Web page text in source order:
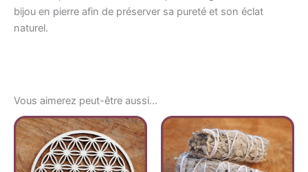
bijou en pierre afin de préserver sa pureté et son éclat
naturel.
Vous aimerez peut-être aussi…